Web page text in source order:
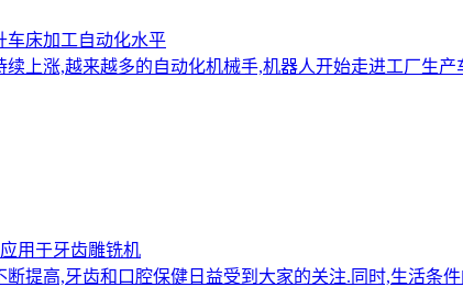
车床加工自动化水平
上涨,越来越多的自动化机械手,机器人开始走进工厂生
用于牙齿雕铣机
提高,牙齿和口腔保健日益受到大家的关注.同时,生活条